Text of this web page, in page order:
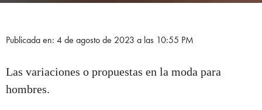
Publicada en: 4 de agosto de 2023 a las 10:55 PM
Las variaciones o propuestas en la moda para
hombres.